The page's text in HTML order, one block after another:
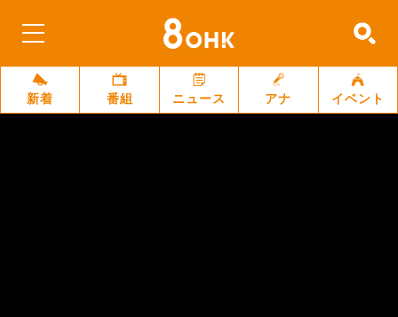
新着 番組 ニュース アナ イベント